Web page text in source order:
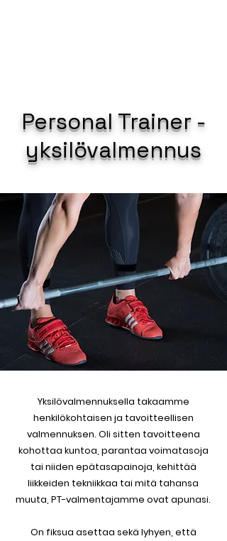
Personal Trainer -
yksilövalmennus
Yksilövalmennuksella takaamme
henkilökohtaisen ja tavoitteellisen
valmennuksen. Oli sitten tavoitteena
kohottaa kuntoa, parantaa voimatasoja
tai niiden epätasapainoja, kehittää
liikkeiden tekniikkaa tai mitä tahansa
muuta, PT-valmentajamme ovat apunasi.
On fiksua asettaa sekä lyhyen, että